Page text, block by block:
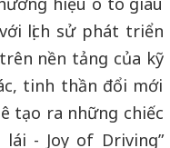
lịch sử phát triển
nền tảng của kỹ
tinh thần đổi mới
tạo ra những chiếc
- Joy of Driving”